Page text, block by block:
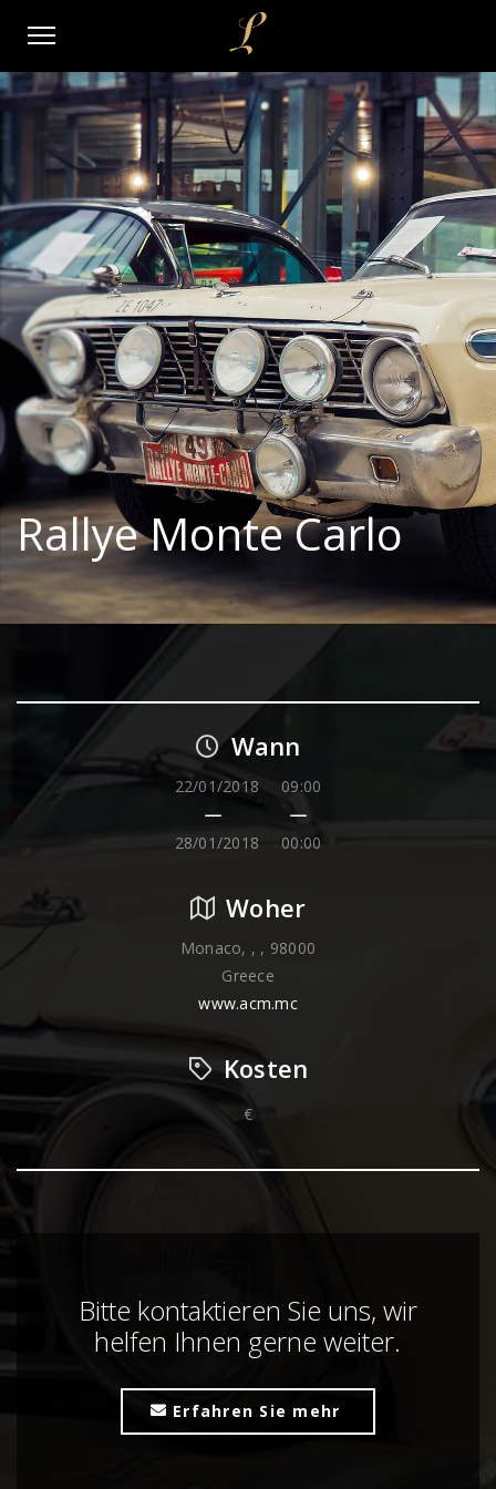
Rallye Monte Carlo
Wann
22/01/2018
28/01/2018
09:00
00:00
Woher
Monaco, , , 98000
Greece
www.acm.mc
Kosten
€
Bitte kontaktieren Sie uns, wir
helfen Ihnen gerne weiter.
Erfahren Sie mehr